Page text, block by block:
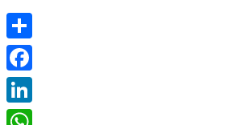
Compartir
Facebook
LinkedIn